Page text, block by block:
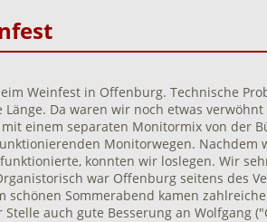
Weinfest in Offenburg. Technische
Da waren wir noch etwas
einem separaten Monitormix von der
Monitorwegen. Nachdem
konnten wir loslegen. Wir
war Offenburg seitens des
Sommerabend kamen
auch gute Besserung an Wolfgang